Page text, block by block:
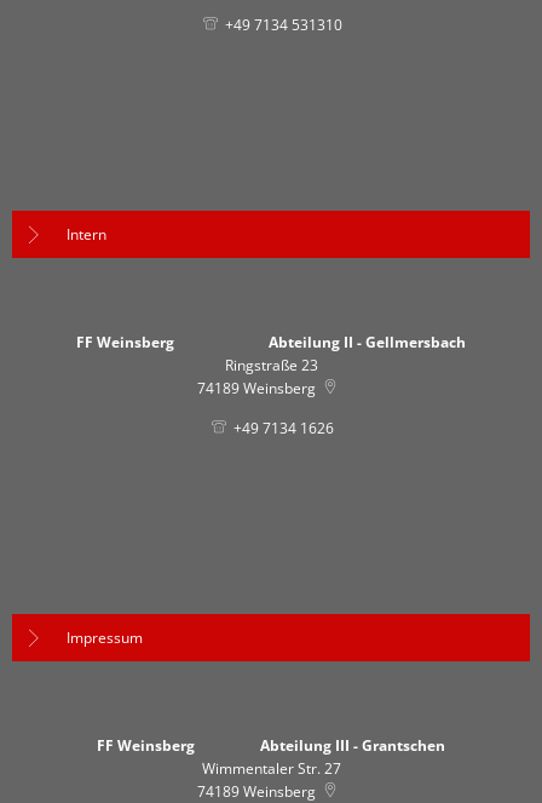
+49 7134 531310
Intern
FF Weinsberg Abteilung II - Gellmersbach
Ringstraße 23
74189Weinsberg
+49 7134 1626
Impressum
FF Weinsberg Abteilung III - Grantschen
Wimmentaler Str. 27
74189Weinsberg